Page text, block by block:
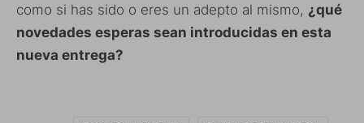
como si has sido o eres un adepto al mismo, ¿qué
novedades esperas sean introducidas en esta
nueva entrega?